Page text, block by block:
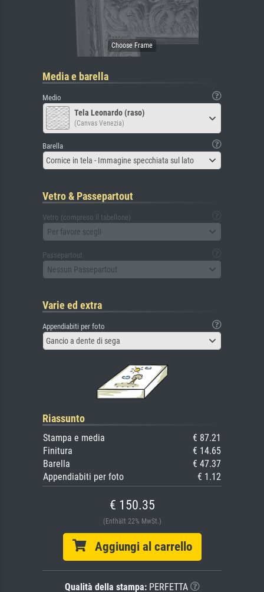
Media e barella
Medio
Tela Leonardo (raso)
(Canvas Venezia)
Barella
Cornice in tela - Immagine specchiata sul lato
Vetro & Passepartout
Vetro (compreso il tabellone)
Per favore scegli
Passepartout
Nessun Passepartout
Varie ed extra
Appendiabiti per foto
Gancio a dente di sega
Riassunto
Stampa e media
€ 87.21
Finitura
€ 14.65
Barella
€ 47.37
Appendiabiti per foto
€ 1.12
€ 150.35
(Enthält 22% MwSt.)
Aggiungi al carrello
Qualità della stampa:PERFETTA